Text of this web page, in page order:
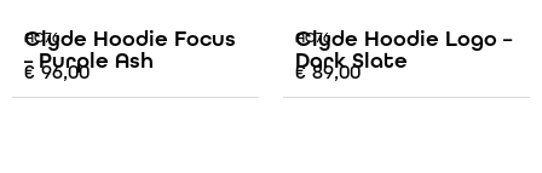
AO76
Clyde Hoodie Focus
– Purple Ash
€ 96,00
AO76
Clyde Hoodie Logo –
Dark Slate
€89,00